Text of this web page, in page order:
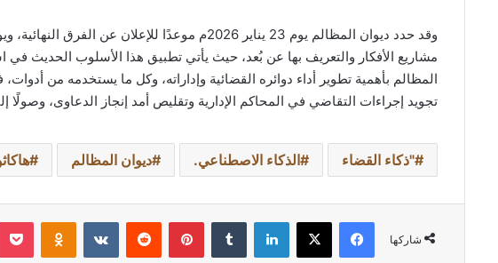
مشاريع الأفكار والتعريف بها عن بُعد، حيث يأتي تطبيق هذا الأسلوب الحديث في
المظالم بأهمية تطوير أداء دوائره القضائية وإداراته، وكل ما يستخدمه من
تجويد إجراءات التقاضي في المحاكم الإدارية وتقليص أمد إنجاز الدعاوى،
"ذكاء القضاء الذكاء الاصطناعي. ديوان المظالم
شاركها
فيسبوك ‫X لينكدإن بينتيريست